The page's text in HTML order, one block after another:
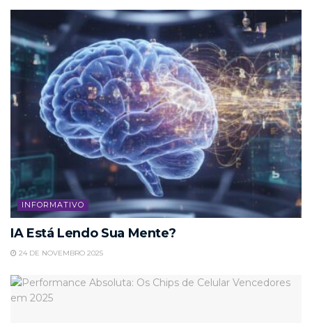
INFORMATIVO
IA Está Lendo Sua Mente?
24 DE NOVEMBRO 2025